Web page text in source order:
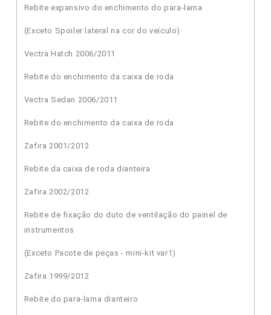
Rebite expansivo do enchimento do para-lama
(Exceto Spoiler lateral na cor do veículo)
Vectra Hatch 2006/2011
Rebite do enchimento da caixa de roda
Vectra Sedan 2006/2011
Rebite do enchimento da caixa de roda
Zafira 2001/2012
Rebite da caixa de roda dianteira
Zafira 2002/2012
Rebite de fixação do duto de ventilação do painel de
instrumentos
(Exceto Pacote de peças - mini-kit var1)
Zafira 1999/2012
Rebite do para-lama dianteiro